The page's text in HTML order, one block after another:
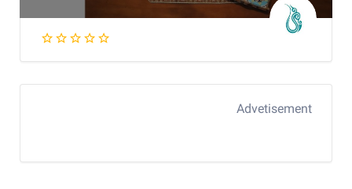
Advetisement